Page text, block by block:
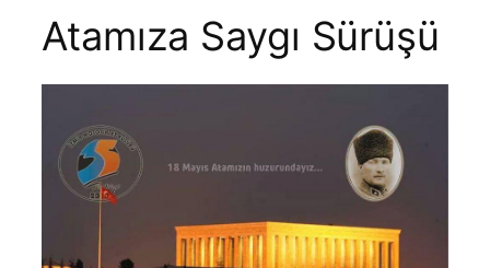
Atamıza Saygı Sürüşü